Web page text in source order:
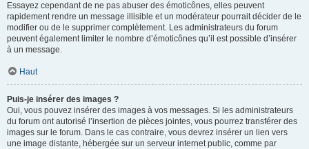
Essayez cependant de ne pas abuser des émoticônes, elles peuvent
rapidement rendre un message illisible et un modérateur pourrait décider de le
modifier ou de le supprimer complètement. Les administrateurs du forum
peuvent également limiter le nombre d’émoticônes qu’il est possible d’insérer
à un message.
Haut
Puis-je insérer des images ?
Oui, vous pouvez insérer des images à vos messages. Si les administrateurs
du forum ont autorisé l’insertion de pièces jointes, vous pourrez transférer des
images sur le forum. Dans le cas contraire, vous devrez insérer un lien vers
une image distante, hébergée sur un serveur internet public, comme par